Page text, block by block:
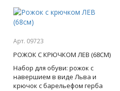
Арт. 09723
РОЖОК С КРЮЧКОМ ЛЕВ (68СМ)
Набор для обуви: рожок с
навершием в виде Льва и
крючок с барельефом герба